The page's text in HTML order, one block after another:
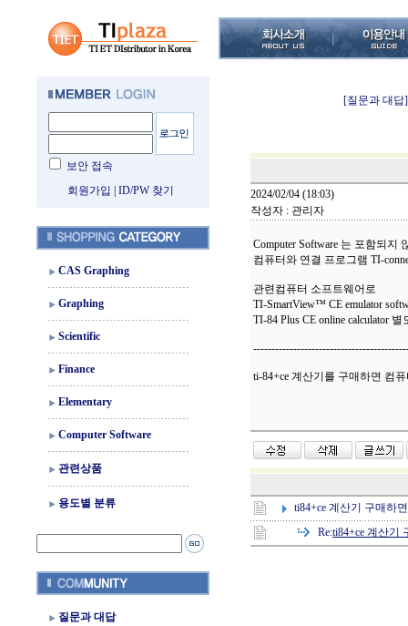
보안 접속
회원가입
ID/PW 찾기
CAS Graphing
Graphing
Scientific
Finance
Elementary
Computer Software
관련상품
용도별 분류
질문과 대답
[질문과 대답]
2024/02/04 (18:03)
작성자 : 관리자
Computer Software 는 포함되지
컴퓨터와 연결 프로그램 TI-
관련컴퓨터 소프트웨어로
TI-SmartView™ CE emulator
TI-84 Plus CE online calculator
ti-84+ce 계산기를 구매하면 컴
ti84+ce 계산기 구매하
Re:ti84+ce 계산기